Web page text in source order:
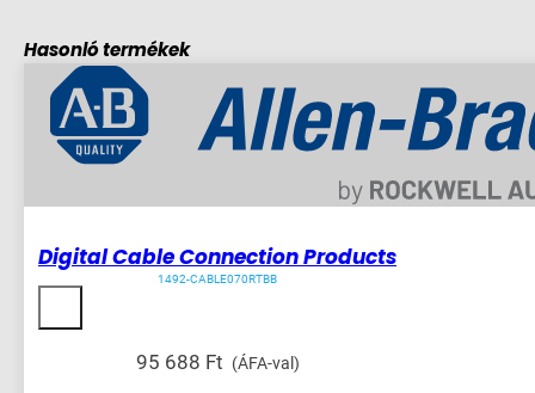
Hasonló termékek
Digital Cable Connection Products
1492-CABLE070RTBB
95 688 Ft (ÁFA-val)